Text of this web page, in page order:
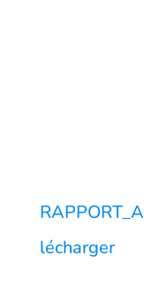
lécharger